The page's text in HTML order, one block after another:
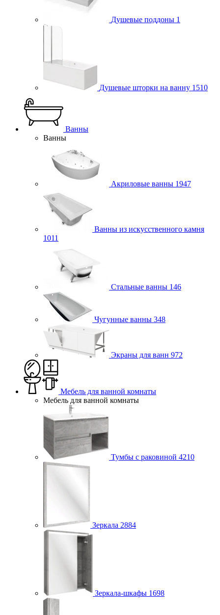
Душевые поддоны 1
Душевые шторки на ванну 1510
Ванны
Ванны
Акриловые ванны 1947
Ванны из искусственного камня
1011
Стальные ванны 146
Чугунные ванны 348
Экраны для ванн 972
Мебель для ванной комнаты
Мебель для ванной комнаты
Тумбы с раковиной 4210
Зеркала 2884
Зеркала-шкафы 1698